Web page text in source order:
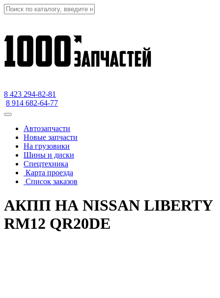
8 423 294-82-81
8 914 682-64-77
Автозапчасти
Новые запчасти
На грузовики
Шины и диски
Спецтехника
Карта проезда
Список заказов
АКПП НА NISSAN LIBERTY
RM12 QR20DE